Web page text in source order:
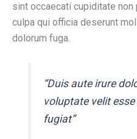
sint occaecati cupiditate
culpa qui officia deserunt
dolorum fuga.
“Duis aute irure
voluptate velit
fugiat”